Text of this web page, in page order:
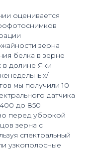
оценивается
зерна
белка в зерне
в долине Яки
мы получили 10
датчика
до 850
перед уборкой
зерна с
спектральный
узкополосные